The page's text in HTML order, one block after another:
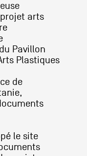
arts
Pavillon
Plastiques
de
le site